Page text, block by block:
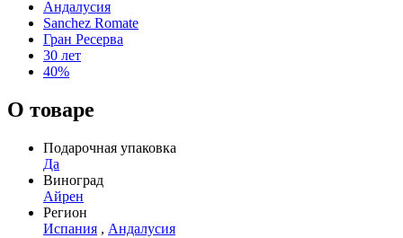
Андалусия
Sanchez Romate
Гран Ресерва
30 лет
40%
О товаре
Подарочная упаковка
Да
Виноград
Айрен
Регион
Испания , Андалусия